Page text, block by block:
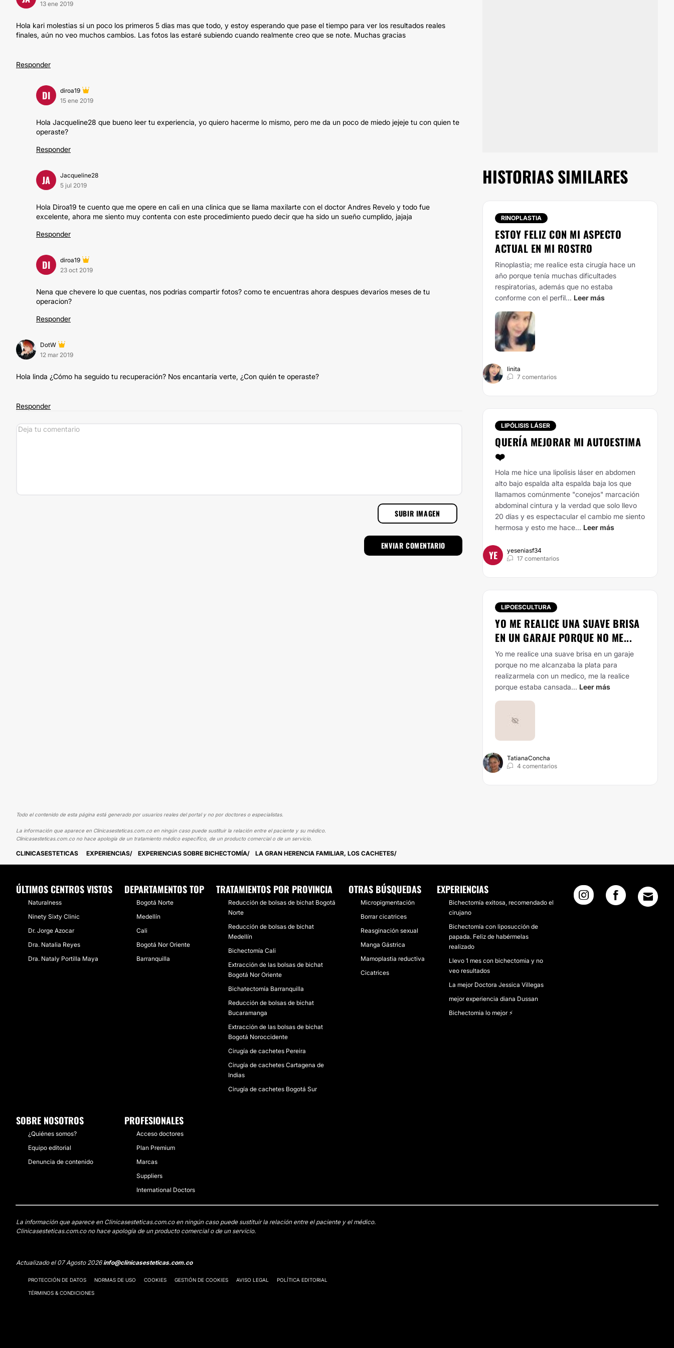
13 ene 2019
Hola kari molestias si un poco los primeros 5 dias mas que todo, y estoy esperando que pase el tiempo para ver los resultados reales
finales, aún no veo muchos cambios. Las fotos las estaré subiendo cuando realmente creo que se note. Muchas gracias
Responder
DI
diroa19
15 ene 2019
Hola Jacqueline28 que bueno leer tu experiencia, yo quiero hacerme lo mismo, pero me da un poco de miedo jejeje tu con quien te
operaste?
Responder
JA
Jacqueline28
5 jul 2019
Hola Diroa19 te cuento que me opere en cali en una clinica que se llama maxilarte con el doctor Andres Revelo y todo fue
excelente, ahora me siento muy contenta con este procedimiento puedo decir que ha sido un sueño cumplido, jajaja
Responder
DI
diroa19
23 oct 2019
Nena que chevere lo que cuentas, nos podrias compartir fotos? como te encuentras ahora despues devarios meses de tu
operacion?
Responder
DotW
12 mar 2019
Hola linda ¿Cómo ha seguido tu recuperación? Nos encantaría verte, ¿Con quién te operaste?
Responder
SUBIR IMAGEN
HISTORIAS SIMILARES
RINOPLASTIA
ESTOY FELIZ CON MI ASPECTO
ACTUAL EN MI ROSTRO
Rinoplastia; me realice esta cirugía hace un
año porque tenía muchas dificultades
respiratorias, además que no estaba
conforme con el perfil... Leer más
linita
7 comentarios
LIPÓLISIS LÁSER
QUERÍA MEJORAR MI AUTOESTIMA
❤️
Hola me hice una lipolisis láser en abdomen
alto bajo espalda alta espalda baja los que
llamamos comúnmente "conejos" marcación
abdominal cintura y la verdad que solo llevo
20 días y es espectacular el cambio me siento
hermosa y esto me hace... Leer más
YE
yeseniasf34
17 comentarios
LIPOESCULTURA
YO ME REALICE UNA SUAVE BRISA
EN UN GARAJE PORQUE NO ME...
Yo me realice una suave brisa en un garaje
porque no me alcanzaba la plata para
realizarmela con un medico, me la realice
porque estaba cansada... Leer más
TatianaConcha
4 comentarios
Todo el contenido de esta página está generado por usuarios reales del portal y no por doctores o especialistas.
La información que aparece en Clinicasesteticas.com.co en ningún caso puede sustituir la relación entre el paciente y su médico.
Clinicasesteticas.com.co no hace apología de un tratamiento médico específico, de un producto comercial o de un servicio.
CLINICASESTETICAS EXPERIENCIAS EXPERIENCIAS SOBRE BICHECTOMÍA LA GRAN HERENCIA FAMILIAR, LOS CACHETES
ÚLTIMOS CENTROS VISTOS
Naturalness
Ninety Sixty Clinic
Dr. Jorge Azocar
Dra. Natalia Reyes
Dra. Nataly Portilla Maya
DEPARTAMENTOS TOP
Bogotá Norte
Medellín
Cali
Bogotá Nor Oriente
Barranquilla
TRATAMIENTOS POR PROVINCIA
Reducción de bolsas de bichat Bogotá
Norte
Reducción de bolsas de bichat
Medellín
Bichectomía Cali
Extracción de las bolsas de bichat
Bogotá Nor Oriente
Bichatectomía Barranquilla
Reducción de bolsas de bichat
Bucaramanga
Extracción de las bolsas de bichat
Bogotá Noroccidente
Cirugía de cachetes Pereira
Cirugía de cachetes Cartagena de
Indias
Cirugía de cachetes Bogotá Sur
OTRAS BÚSQUEDAS
Micropigmentación
Borrar cicatrices
Reasginación sexual
Manga Gástrica
Mamoplastia reductiva
Cicatrices
EXPERIENCIAS
Bichectomía exitosa, recomendado el
cirujano
Bichectomía con liposucción de
papada. Feliz de habérmelas
realizado
Llevo 1 mes con bichectomia y no
veo resultados
La mejor Doctora Jessica Villegas
mejor experiencia diana Dussan
Bichectomia lo mejor ⚡️
SOBRE NOSOTROS
¿Quiénes somos?
Equipo editorial
Denuncia de contenido
PROFESIONALES
Acceso doctores
Plan Premium
Marcas
Suppliers
International Doctors
La información que aparece en Clinicasesteticas.com.co en ningún caso puede sustituir la relación entre el paciente y el médico.
Clinicasesteticas.com.co no hace apología de un producto comercial o de un servicio.
Actualizado el 07 Agosto 2026info@clinicasesteticas.com.co
PROTECCIÓN DE DATOS NORMAS DE USO COOKIES GESTIÓN DE COOKIES AVISO LEGAL POLÍTICA EDITORIAL
TÉRMINOS & CONDICIONES